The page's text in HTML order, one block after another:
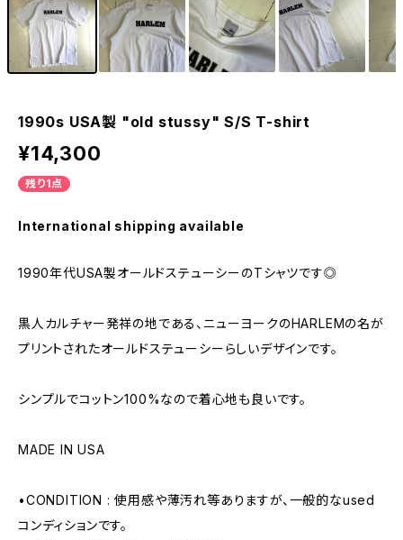
1990s USA製 "old stussy" S/S T-shirt
¥14,300
残り1点
International shipping available
1990年代USA製オールドステューシーのTシャツです◎
黒人カルチャー発祥の地である、ニューヨークのHARLEMの名が
プリントされたオールドステューシーらしいデザインです。
シンプルでコットン100%なので着心地も良いです。
MADE IN USA
•CONDITION : 使用感や薄汚れ等ありますが、一般的なused
コンディションです。